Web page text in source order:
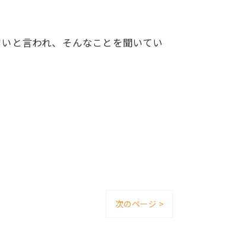
と言われ、そんなことを聞いてい
次のページ >